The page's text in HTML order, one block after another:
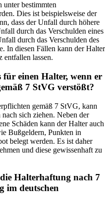
bestimmten
Dies ist beispielsweise der
dass der Unfall durch höhere
durch das Verschulden eines
durch das Verschulden des
In diesen Fällen kann der Halter
entfallen lassen.
für einen Halter, wenn er
7 StVG verstößt?
gemäß 7 StVG, kann
sich ziehen. Neben der
Schäden kann der Halter auch
Bußgeldern, Punkten in
belegt werden. Es ist daher
und diese gewissenhaft zu
Halterhaftung nach 7
im deutschen